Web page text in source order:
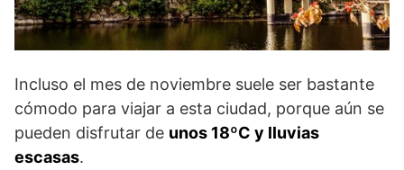
Incluso el mes de noviembre suele ser bastante
cómodo para viajar a esta ciudad, porque aún se
pueden disfrutar de unos 18ºC y lluvias
escasas.